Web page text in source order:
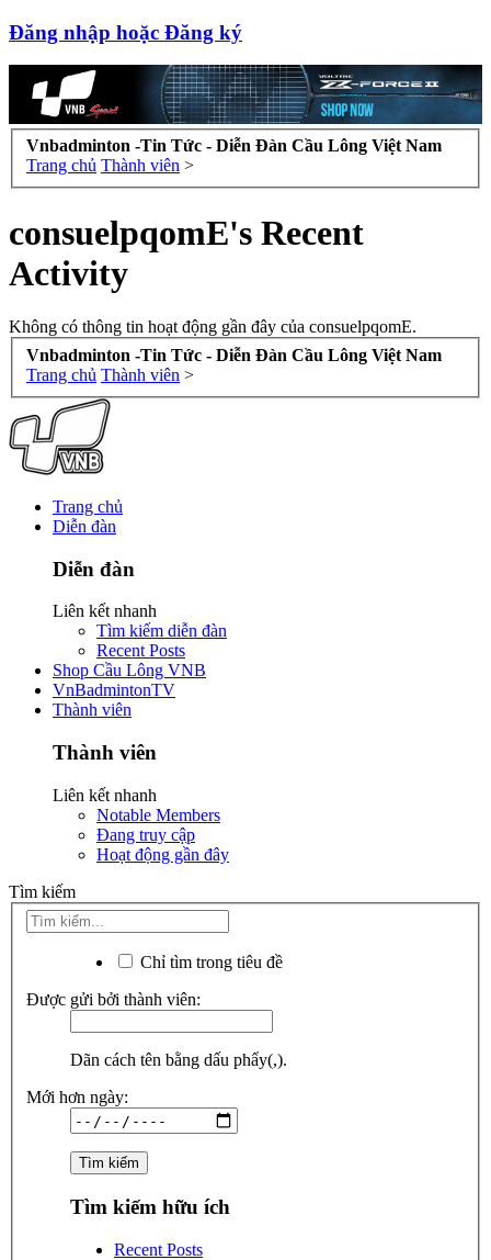
Đăng nhập hoặc Đăng ký
Vnbadminton -Tin Tức - Diễn Đàn Cầu Lông Việt Nam
Trang chủ Thành viên >
consuelpqomE's Recent
Activity
Không có thông tin hoạt động gần đây của consuelpqomE.
Vnbadminton -Tin Tức - Diễn Đàn Cầu Lông Việt Nam
Trang chủ Thành viên >
Trang chủ
Diễn đàn
Diễn đàn
Liên kết nhanh
Tìm kiếm diễn đàn
Recent Posts
Shop Cầu Lông VNB
VnBadmintonTV
Thành viên
Thành viên
Liên kết nhanh
Notable Members
Đang truy cập
Hoạt động gần đây
Tìm kiếm
Chỉ tìm trong tiêu đề
Được gửi bởi thành viên:
Dãn cách tên bằng dấu phẩy(,).
Mới hơn ngày:
Tìm kiếm hữu ích
Recent Posts